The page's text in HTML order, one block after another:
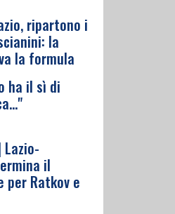
ripartono i
la
la formula
ha il sì di
Lazio-
il
per Ratkov e